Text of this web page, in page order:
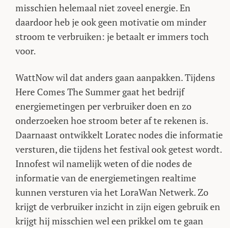
misschien helemaal niet zoveel energie. En
daardoor heb je ook geen motivatie om minder
stroom te verbruiken: je betaalt er immers toch
voor.
WattNow wil dat anders gaan aanpakken. Tijdens
Here Comes The Summer gaat het bedrijf
energiemetingen per verbruiker doen en zo
onderzoeken hoe stroom beter af te rekenen is.
Daarnaast ontwikkelt Loratec nodes die informatie
versturen, die tijdens het festival ook getest wordt.
Innofest wil namelijk weten of die nodes de
informatie van de energiemetingen realtime
kunnen versturen via het LoraWan Netwerk. Zo
krijgt de verbruiker inzicht in zijn eigen gebruik en
krijgt hij misschien wel een prikkel om te gaan